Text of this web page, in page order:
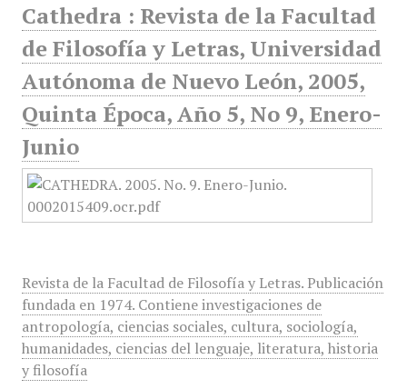
Cathedra : Revista de la Facultad
de Filosofía y Letras, Universidad
Autónoma de Nuevo León, 2005,
Quinta Época, Año 5, No 9, Enero-
Junio
Revista de la Facultad de Filosofía y Letras. Publicación
fundada en 1974. Contiene investigaciones de
antropología, ciencias sociales, cultura, sociología,
humanidades, ciencias del lenguaje, literatura, historia
y filosofía